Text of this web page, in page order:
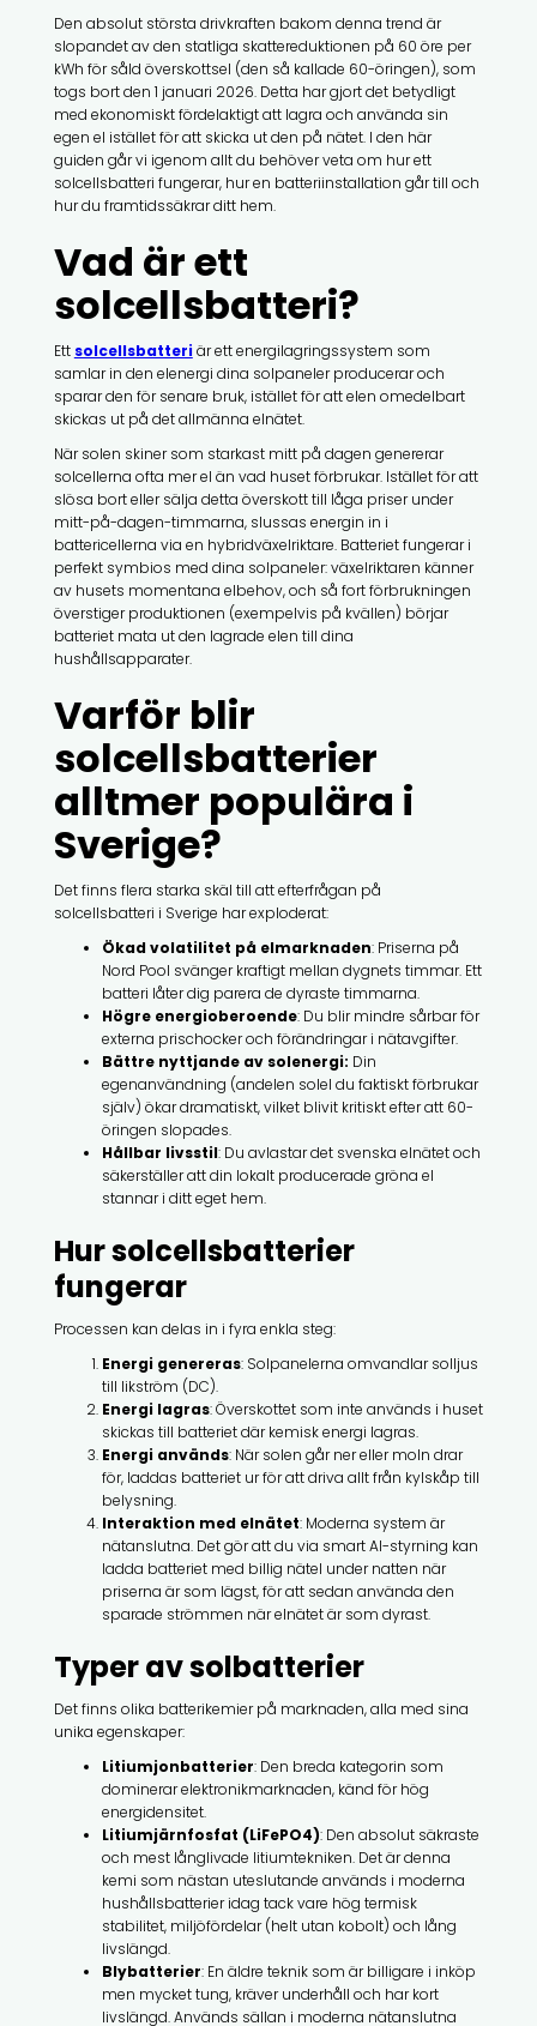
Den absolut största drivkraften bakom denna trend är
slopandet av den statliga skattereduktionen på 60 öre per
kWh för såld överskottsel (den så kallade 60-öringen), som
togs bort den 1 januari 2026. Detta har gjort det betydligt
med ekonomiskt fördelaktigt att lagra och använda sin
egen el istället för att skicka ut den på nätet. I den här
guiden går vi igenom allt du behöver veta om hur ett
solcellsbatteri fungerar, hur en batteriinstallation går till och
hur du framtidssäkrar ditt hem.
Vad är ett
solcellsbatteri?
Ett solcellsbatteriär ett energilagringssystem som
samlar in den elenergi dina solpaneler producerar och
sparar den för senare bruk, istället för att elen omedelbart
skickas ut på det allmänna elnätet.
När solen skiner som starkast mitt på dagen genererar
solcellerna ofta mer el än vad huset förbrukar. Istället för att
slösa bort eller sälja detta överskott till låga priser under
mitt-på-dagen-timmarna, slussas energin in i
battericellerna via en hybridväxelriktare. Batteriet fungerar i
perfekt symbios med dina solpaneler: växelriktaren känner
av husets momentana elbehov, och så fort förbrukningen
överstiger produktionen (exempelvis på kvällen) börjar
batteriet mata ut den lagrade elen till dina
hushållsapparater.
Varför blir
solcellsbatterier
alltmer populära i
Sverige?
Det finns flera starka skäl till att efterfrågan på
solcellsbatteri i Sverige har exploderat:
Ökad volatilitet på elmarknaden: Priserna på
Nord Pool svänger kraftigt mellan dygnets timmar. Ett
batteri låter dig parera de dyraste timmarna.
Högre energioberoende: Du blir mindre sårbar för
externa prischocker och förändringar i nätavgifter.
Bättre nyttjande av solenergi: Din
egenanvändning (andelen solel du faktiskt förbrukar
själv) ökar dramatiskt, vilket blivit kritiskt efter att 60-
öringen slopades.
Hållbar livsstil: Du avlastar det svenska elnätet och
säkerställer att din lokalt producerade gröna el
stannar i ditt eget hem.
Hur solcellsbatterier
fungerar
Processen kan delas in i fyra enkla steg:
Energi genereras: Solpanelerna omvandlar solljus
till likström (DC).
Energi lagras: Överskottet som inte används i huset
skickas till batteriet där kemisk energi lagras.
Energi används: När solen går ner eller moln drar
för, laddas batteriet ur för att driva allt från kylskåp till
belysning.
Interaktion med elnätet: Moderna system är
nätanslutna. Det gör att du via smart AI-styrning kan
ladda batteriet med billig nätel under natten när
priserna är som lägst, för att sedan använda den
sparade strömmen när elnätet är som dyrast.
Typer av solbatterier
Det finns olika batterikemier på marknaden, alla med sina
unika egenskaper:
Litiumjonbatterier: Den breda kategorin som
dominerar elektronikmarknaden, känd för hög
energidensitet.
Litiumjärnfosfat (LiFePO4): Den absolut säkraste
och mest långlivade litiumtekniken. Det är denna
kemi som nästan uteslutande används i moderna
hushållsbatterier idag tack vare hög termisk
stabilitet, miljöfördelar (helt utan kobolt) och lång
livslängd.
Blybatterier: En äldre teknik som är billigare i inköp
men mycket tung, kräver underhåll och har kort
livslängd. Används sällan i moderna nätanslutna